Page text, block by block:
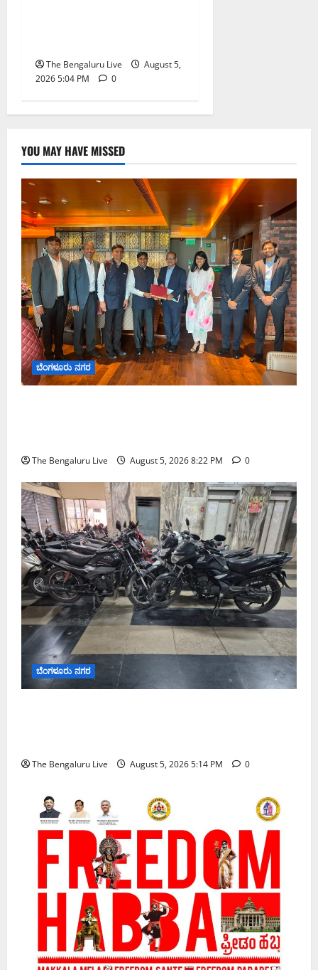
The Bengaluru Live
August 5,
2026 5:04 PM
0
YOU MAY HAVE MISSED
ಬೆಂಗಳೂರು ನಗರ
The Bengaluru Live August 5, 2026 8:22 PM 0
ಬೆಂಗಳೂರು ನಗರ
The Bengaluru Live August 5, 2026 5:14 PM 0